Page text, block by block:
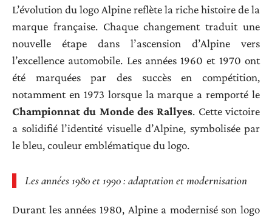
L’évolution du logo Alpine reflète la riche histoire de la
marque française. Chaque changement traduit une
nouvelle étape dans l’ascension d’Alpine vers
l’excellence automobile. Les années 1960 et 1970 ont
été marquées par des succès en compétition,
notamment en 1973 lorsque la marque a remporté le
Championnat du Monde des Rallyes. Cette victoire
a solidifié l’identité visuelle d’Alpine, symbolisée par
le bleu, couleur emblématique du logo.
Les années 1980 et 1990 : adaptation et modernisation
Durant les années 1980, Alpine a modernisé son logo